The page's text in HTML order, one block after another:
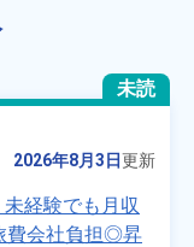
未読
2026年8月3日更新
未経験でも月収
費会社負担◎昇